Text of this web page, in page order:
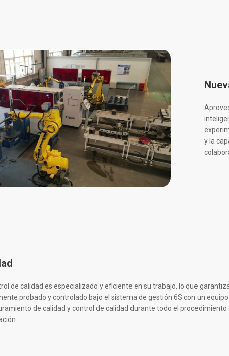
y la
de calidad es especializado y eficiente en su trabajo, lo que
probado y controlado bajo el sistema de gestión 6S con un equipo
de calidad y control de calidad durante todo el procedimiento